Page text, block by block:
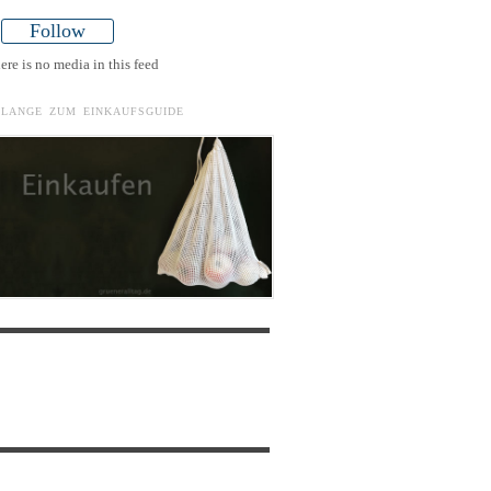
Follow
is no media in this feed
ZUM EINKAUFSGUIDE